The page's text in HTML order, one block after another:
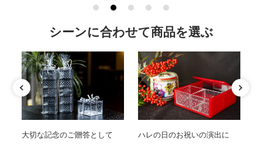
シーンに合わせて商品を選ぶ
大切な記念のご贈答として ハレの日のお祝いの演出に